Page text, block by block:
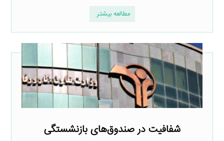
مطالعه بیشتر
شفافیت در صندوق‌های بازنشستگی